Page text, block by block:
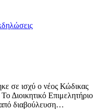
σε ισχύ ο νέος Κώδικας
Διοικητικό Επιμελητήριο
από διαβούλευση…